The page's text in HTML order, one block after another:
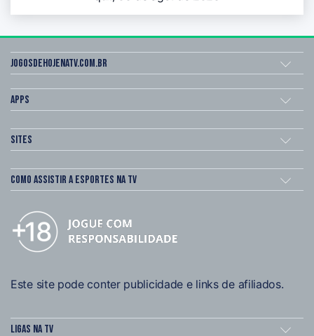
Jogosdehojenatv.com.br
Apps
Sites
Como assistir a esportes na TV
Este site pode conter publicidade e links de afiliados.
Ligas na TV